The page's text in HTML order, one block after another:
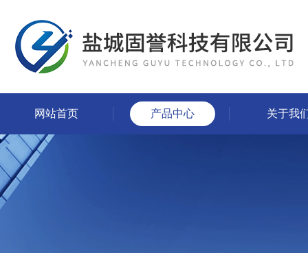
网站首页 产品中心 关于我